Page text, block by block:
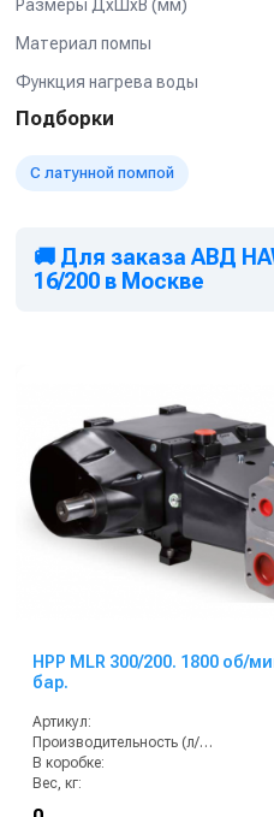
Размеры ДхШхВ (мм)
Материал помпы
Функция нагрева воды
Подборки
С латунной помпой
🚚 Для заказа АВД
16/200 в Москве
HPP MLR 300/200. 1800 об/
бар.
Артикул:
Производительность (л/мин):
В коробке:
Вес, кг: